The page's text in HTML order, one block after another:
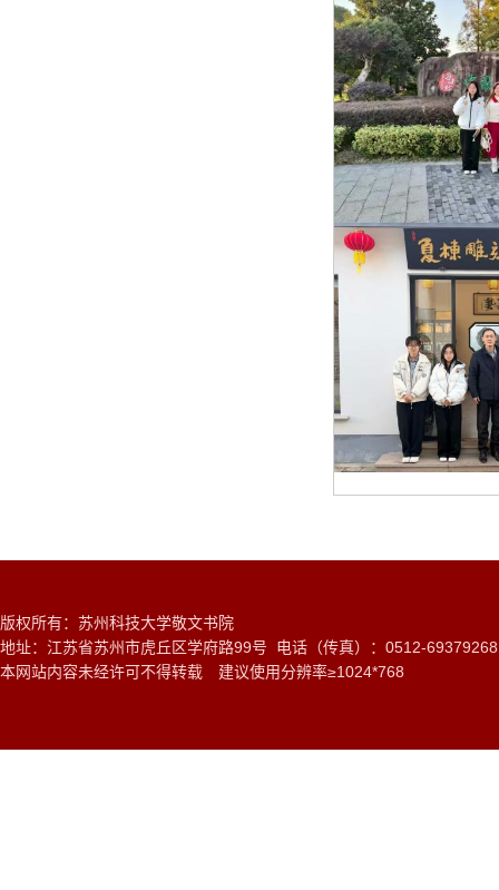
版权所有：苏州科技大学敬文书院
地址：江苏省苏州市虎丘区学府路99号 电话（传真）：0512-
本网站内容未经许可不得转载 建议使用分辨率≥1024*768